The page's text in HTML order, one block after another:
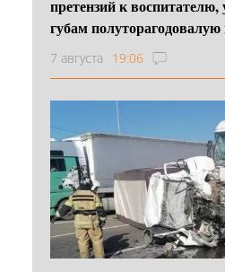
претензий к
губам
7 августа 19:06